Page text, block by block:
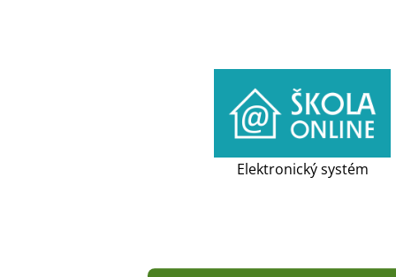
Elektronický systém